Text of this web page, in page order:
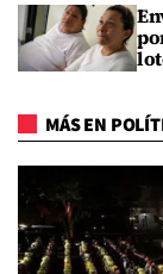
MÁS EN